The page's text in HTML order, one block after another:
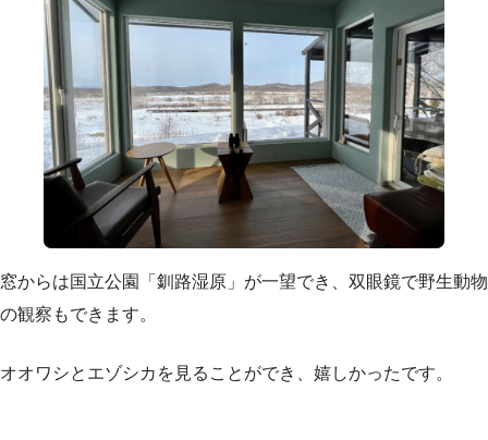
窓からは国立公園「釧路湿原」が一望でき、双眼鏡で野生動物
の観察もできます。
オオワシとエゾシカを見ることができ、嬉しかったです。